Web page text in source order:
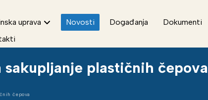
uprava Novosti Događanja Dokumenti
plastičnih čepova
čepova